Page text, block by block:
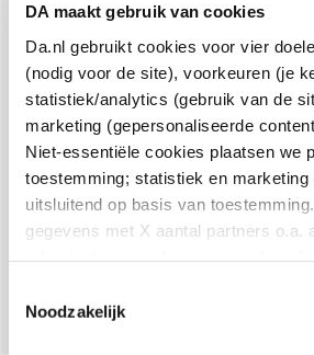
DA maakt gebruik van cookies
Da.nl gebruikt cookies voor vier
(nodig voor de site), voorkeuren (je
statistiek/analytics (gebruik van de
marketing (gepersonaliseerde
Niet-essentiële cookies plaatsen we
toestemming; statistiek en marketing
uitsluitend op basis van
gegevens met X aantal partners o.a.
en de bewaartermijnen per
Noodzakelijk
8.6 uit4.106 reviews
Over DA
Klantenservice
Assortiment
VolgDAop: